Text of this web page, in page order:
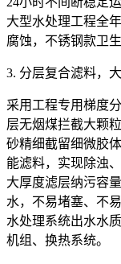
大型水处理工程全
腐蚀，不锈钢款卫
3. 分层复合滤料，
采用工程专用梯度
层无烟煤拦截大颗
砂精细截留细微胶
能滤料，实现除浊
大厚度滤层纳污容
水，不易堵塞、不
水处理系统出水水
机组、换热系统。